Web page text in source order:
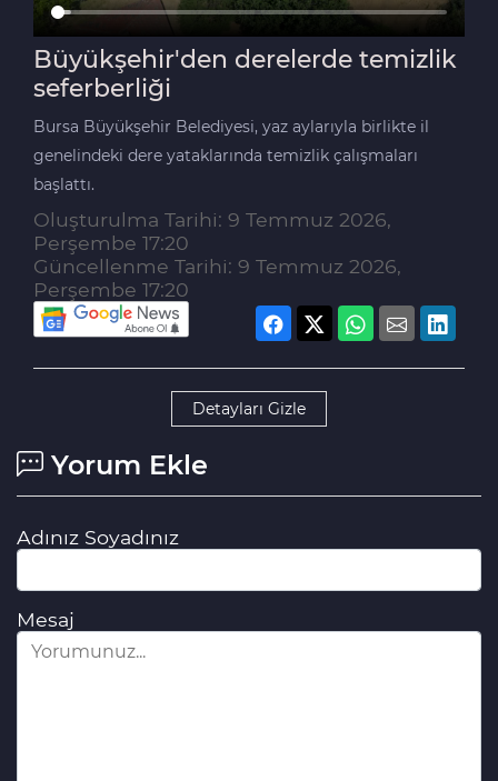
Büyükşehir'den derelerde temizlik
seferberliği
Bursa Büyükşehir Belediyesi, yaz aylarıyla birlikte il
genelindeki dere yataklarında temizlik çalışmaları
başlattı.
Oluşturulma Tarihi: 9 Temmuz 2026,
Perşembe 17:20
Güncellenme Tarihi: 9 Temmuz 2026,
Perşembe 17:20
Detayları Gizle
Yorum Ekle
Adınız Soyadınız
Mesaj